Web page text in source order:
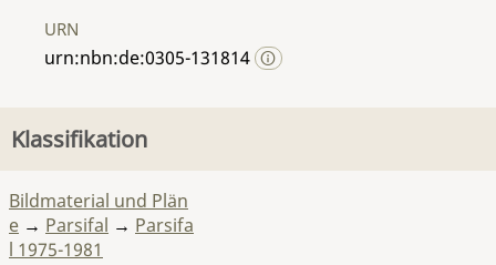
URN
urn:nbn:de:0305-131814
Klassifikation
Bildmaterial und Plän
e → Parsifal → Parsifa
l 1975-1981